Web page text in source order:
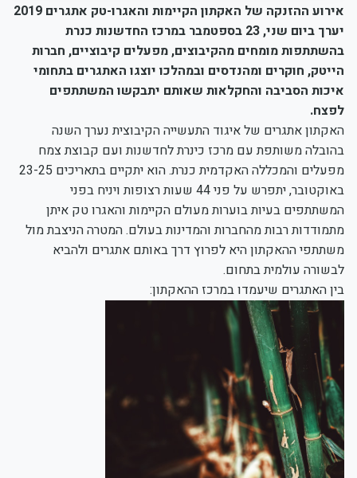
אירוע ההזנקה של האקתון הקיימות והאגרו-טק אתגרים 2019
יערך ביום שני, 23 בספטמבר במרכז החדשנות כנרת
בהשתתפות מומחים מהקיבוצים, מפעלים קיבוציים, חברות
הייטק, חוקרים ומהנדסים ובמהלכו יוצגו האתגרים בתחומי
איכות הסביבה והחקלאות שאותם יתבקשו המשתתפים
לפצח.
האקתון אתגרים של איגוד התעשייה הקיבוצית נערך השנה
בהובלה משותפת עם מרכז כינרת לחדשנות ועם קבוצת צמח
מפעלים והמכללה האקדמית כנרת. הוא יתקיים בתאריכים 23-25
באוקטובר, יתפרש על פני 44 שעות רצופות ויניח בפני
המשתתפים בעיות בוערות מעולם הקיימות והאגרו טק איתן
מתמודדות רבות מהחברות והמדינות בעולם. המטרה הניצבת מול
משתתפי ההאקתון היא לפרוץ דרך באותם אתגרים ולהביא
לבשורה עולמית בתחום.
בין האתגרים שיעמדו במרכז ההאקתון: